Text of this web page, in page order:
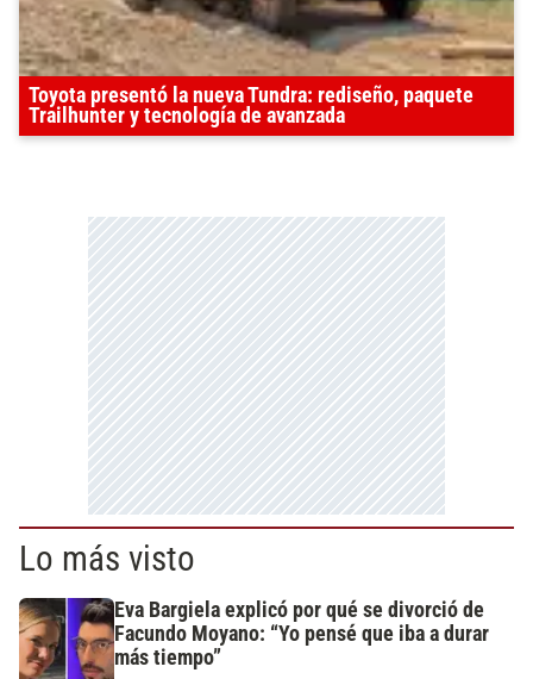
Toyota presentó la nueva Tundra: rediseño, paquete
Trailhunter y tecnología de avanzada
Lo más visto
Eva Bargiela explicó por qué se divorció de
Facundo Moyano: “Yo pensé que iba a durar
más tiempo”